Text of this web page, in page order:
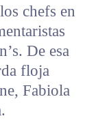
chefs en
De esa
floja
Fabiola